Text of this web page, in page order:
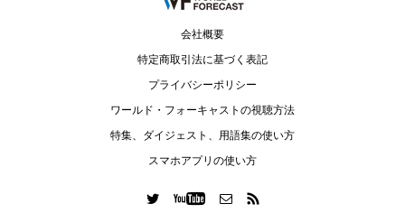
会社概要
特定商取引法に基づく表記
プライバシーポリシー
ワールド・フォーキャストの視聴方法
特集、ダイジェスト、用語集の使い方
スマホアプリの使い方